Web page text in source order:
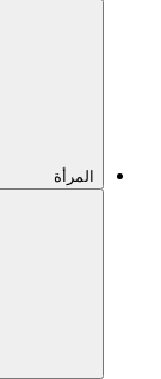
المرأة